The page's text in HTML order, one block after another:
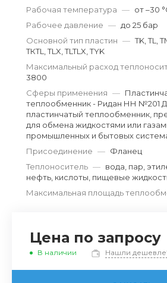
Рабочая температура — от –30
Рабочее давление — до 25 бар
Основной тип пластин — TK, TL,
ТКТL, TLX, TLTLX, TYK
Максимальный расход
3800
Сферы применения —
теплообменник - Ридан НН №201
пластинчатый теплообменник,
для обмена жидкостями или
промышленных и бытовых
Присоединение — Фланец
Теплоноситель — вода, пар,
нефть, кислоты, пищевые
Максимальная площадь
Цена по запросу
В наличии Нашли